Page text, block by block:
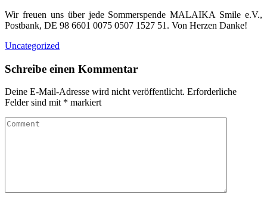
Wir freuen uns über jede Sommerspende MALAIKA Smile e.V.,
Postbank, DE 98 6601 0075 0507 1527 51. Von Herzen Danke!
Uncategorized
Schreibe einen Kommentar
Deine E-Mail-Adresse wird nicht veröffentlicht. Erforderliche
Felder sind mit * markiert